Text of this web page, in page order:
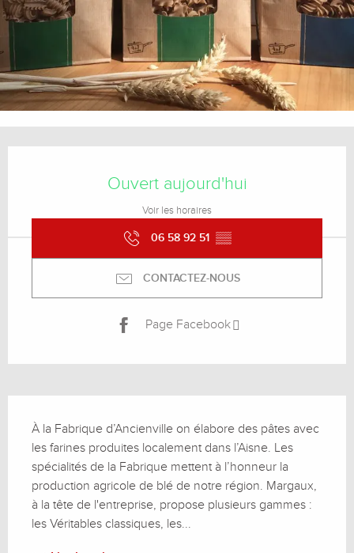
Ouvert aujourd'hui
Voir les horaires
06 58 92 51 ▒▒
CONTACTEZ-NOUS
Page Facebook
À la Fabrique d’Ancienville on élabore des pâtes avec
les farines produites localement dans l’Aisne. Les
spécialités de la Fabrique mettent à l’honneur la
production agricole de blé de notre région. Margaux,
à la tête de l'entreprise, propose plusieurs gammes :
les Véritables classiques, les...